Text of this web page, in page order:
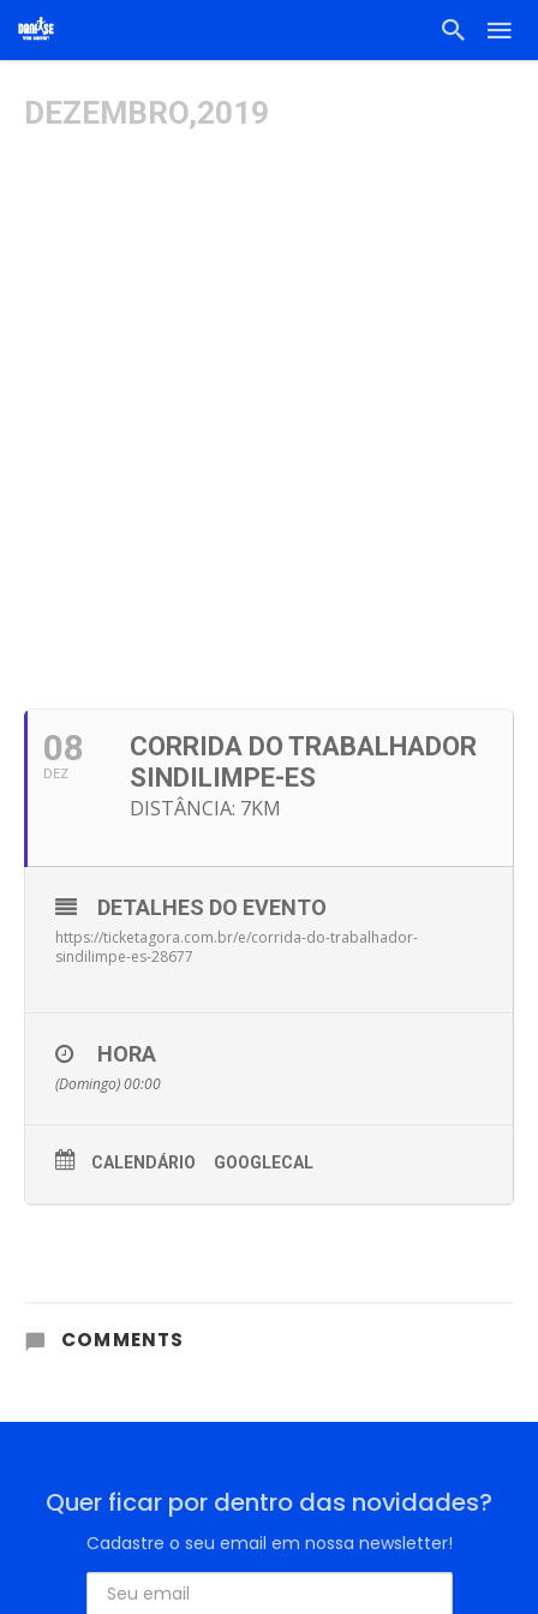
DEZEMBRO,2019
08
DEZ
CORRIDA DO TRABALHADOR
SINDILIMPE-ES
DISTÂNCIA: 7KM
DETALHES DO EVENTO
https://ticketagora.com.br/e/corrida-do-trabalhador-
sindilimpe-es-28677
HORA
(Domingo) 00:00
CALENDÁRIO GOOGLECAL
COMMENTS
Quer ficar por dentro das novidades?
Cadastre o seu email em nossa newsletter!